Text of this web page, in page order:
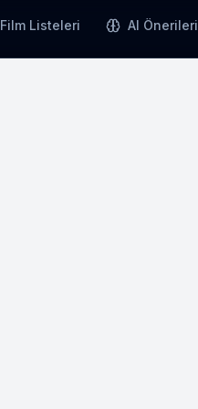
Film Listeleri AI Önerileri